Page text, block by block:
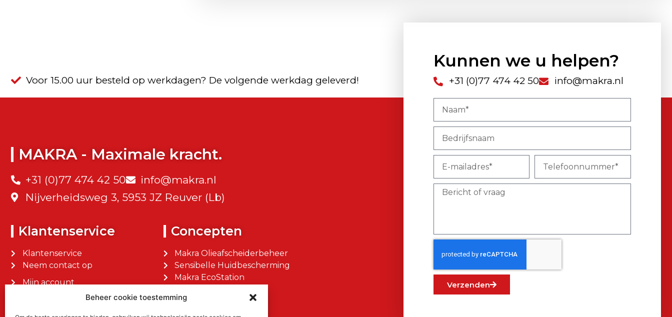
Beheer cookie toestemming
Voor 15.00 uur besteld op werkdagen? De volgende werkdag geleverd!
MAKRA - Maximale kracht.
+31 (0)77 474 42 50
info@makra.nl
Nijverheidsweg 3, 5953 JZ Reuver (Lb)
Klantenservice
Klantenservice
Neem contact op
Mijn account
Mijn bestellingen
Concepten
Makra Olieafscheiderbeheer
Sensibelle Huidbescherming
Makra EcoStation
Kunnen we u helpen?
+31 (0)77 474 42 50 info@makra.nl
Verzenden